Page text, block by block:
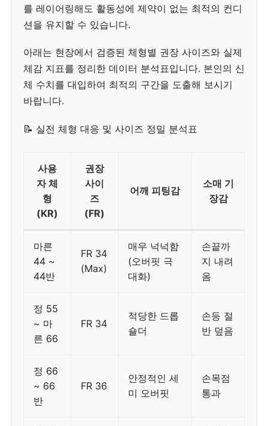
를 레이어링해도 활동성에 제약이 없는 최적의 컨디
션을 유지할 수 있습니다.
아래는 현장에서 검증된 체형별 권장 사이즈와 실제
체감 지표를 정리한 데이터 분석표입니다. 본인의 신
체 수치를 대입하여 최적의 구간을 도출해 보시기
바랍니다.
📝 실전 체형 대응 및 사이즈 정밀 분석표
사용
자 체
형
(KR)
권장
사이
즈
(FR)
어깨 피팅감
소매 기
장감
마른
44 ~
44반
FR 34
(Max)
매우 넉넉함
(오버핏 극
대화)
손끝까
지 내려
옴
정 55
~ 마
른 66
FR 34
적당한 드롭
숄더
손등 절
반 덮음
정 66
~ 66
반
FR 36
안정적인 세
미 오버핏
손목점
통과